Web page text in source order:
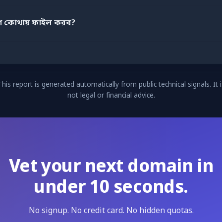
কোথায় ফাইল করব?
report is generated automatically from public technical signals. It
not legal or financial advice.
Vet your next domain in
under 10 seconds.
No signup. No credit card. No hidden quotas.